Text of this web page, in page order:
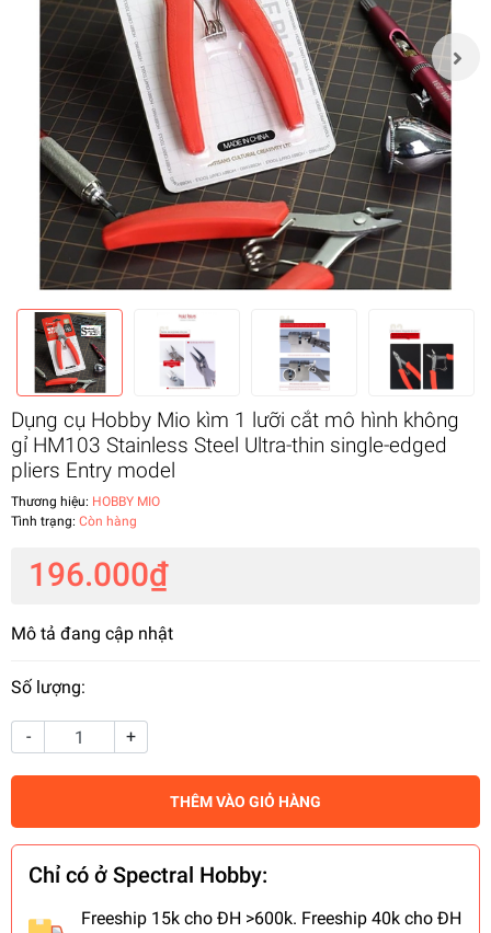
Dụng cụ Hobby Mio kìm 1 lưỡi cắt mô hình không
gỉ HM103 Stainless Steel Ultra-thin single-edged
pliers Entry model
Thương hiệu: HOBBY MIO
Tình trạng: Còn hàng
196.000₫
Mô tả đang cập nhật
Số lượng:
- +
THÊM VÀO GIỎ HÀNG
Chỉ có ở Spectral Hobby:
Freeship 15k cho ĐH >600k. Freeship 40k cho ĐH